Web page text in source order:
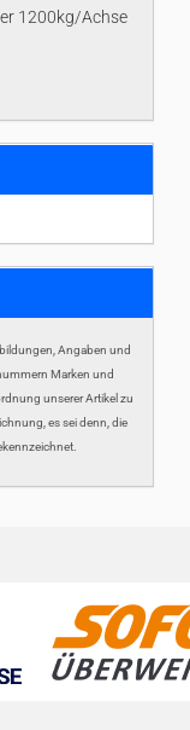
1200kg/Achse
Angaben und
Marken und
unserer Artikel zu
es sei denn, die